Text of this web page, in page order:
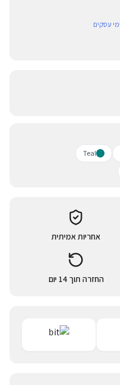
Teal
אחריות אמיתית
החזרה תוך 14 יום